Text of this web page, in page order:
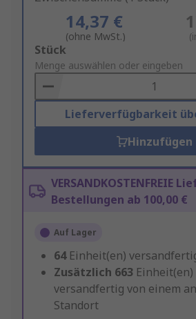
14,37 €
(ohne MwSt.)
Add
to
Basket
Stück
Menge auswählen oder eingeben
Lieferverfügbarkeit
Hinzufügen
VERSANDKOSTENFREIE
Bestellungen ab 100,00 €
Auf Lager
64 Einheit(en)
Zusätzlich 663 Einheit(en)
versandfertig von einem
Standort